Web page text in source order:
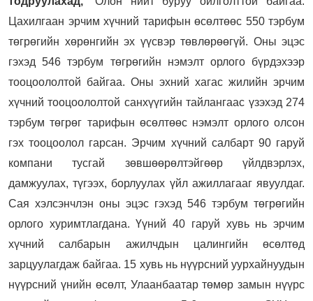
Цахилгаан эрчим хүчний тарифын өсөлтөөс 550 тэрбум
төгрөгийн хөрөнгийн эх үүсвэр төвлөрөөгүй. Оны эцэс
гэхэд 546 тэрбум төгрөгийн нэмэлт орлого бүрдэхээр
тооцоололтой байгаа. Оны эхний хагас жилийн эрчим
хүчний тооцоололтой санхүүгийн тайлангаас үзэхэд 274
тэрбум төгрөг тарифын өсөлтөөс нэмэлт орлого олсон
гэх тооцоолол гарсан. Эрчим хүчний салбарт 90 гаруй
компани тусгай зөвшөөрөлтэйгөөр үйлдвэрлэх,
дамжуулах, түгээх, борлуулах үйл ажиллагааг явуулдаг.
Сая хэлсэнчлэн оны эцэс гэхэд 546 тэрбум төгрөгийн
орлого хуримтлагдана. Үүний 40 гаруй хувь нь эрчим
хүчний салбарын ажилчдын цалингийн өсөлтөд
зарцуулагдаж байгаа. 15 хувь нь нүүрсний уурхайнуудын
нүүрсний үнийн өсөлт, Улаанбаатар төмөр замын нүүрс